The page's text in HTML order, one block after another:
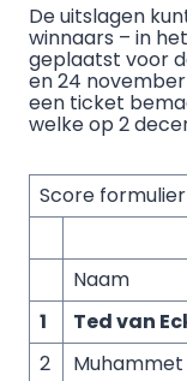
De uitslagen
winnaars – in
geplaatst voor
en 24
een ticket
welke op 2
Score formulier
Naam
1
Ted van
2
Muhammet